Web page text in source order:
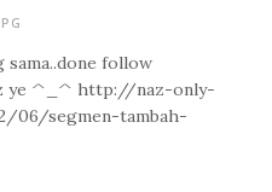
sama..done follow
ye ^_^ http://naz-only-
06/segmen-tambah-